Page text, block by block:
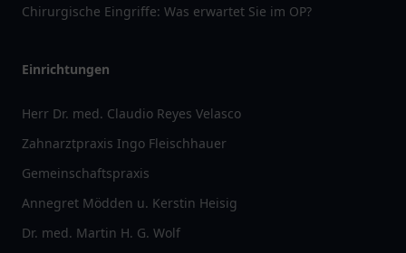
Chirurgische Eingriffe: Was erwartet Sie im OP?
Einrichtungen
Herr Dr. med. Claudio Reyes Velasco
Zahnarztpraxis Ingo Fleischhauer
Gemeinschaftspraxis
Annegret Mödden u. Kerstin Heisig
Dr. med. Martin H. G. Wolf